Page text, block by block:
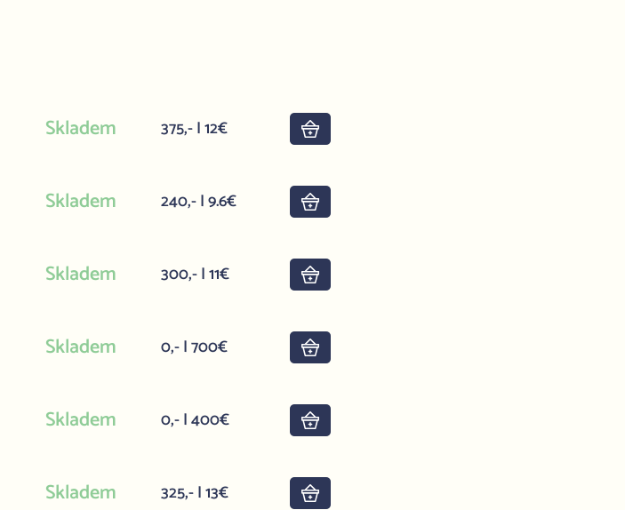
Skladem 375,- | 12€
Skladem 240,- | 9.6€
Skladem 300,- | 11€
Skladem 0,- | 700€
Skladem 0,- | 400€
Skladem 325,- | 13€